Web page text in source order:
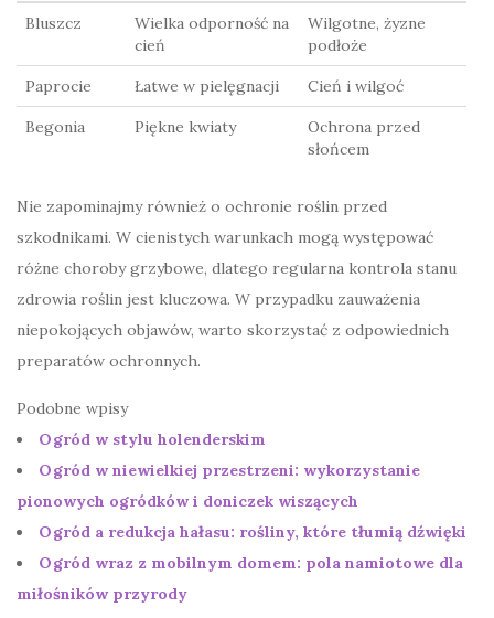
Bluszcz
Wielka odporność na
cień
Wilgotne, żyzne
podłoże
Paprocie Łatwe w pielęgnacji Cień i wilgoć
Begonia Piękne kwiaty
Ochrona przed
słońcem
Nie zapominajmy również o ochronie roślin przed
szkodnikami. W cienistych warunkach mogą występować
różne choroby grzybowe, dlatego regularna kontrola stanu
zdrowia roślin jest kluczowa. W przypadku zauważenia
niepokojących objawów, warto skorzystać z odpowiednich
preparatów ochronnych.
Podobne wpisy
Ogród w stylu holenderskim
Ogród w niewielkiej przestrzeni: wykorzystanie
pionowych ogródków i doniczek wiszących
Ogród a redukcja hałasu: rośliny, które tłumią dźwięki
Ogród wraz z mobilnym domem: pola namiotowe dla
miłośników przyrody